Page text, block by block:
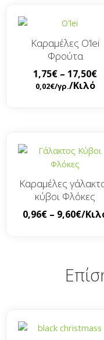
Καραμέλες O’lei
Φρούτα
1,75€ – 17,50€
0,02€/γρ./Κιλό
Καραμέλες
κύβοι Φλόκες
0,96€ – 9,60€/